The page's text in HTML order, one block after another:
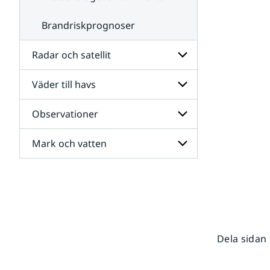
Brandriskprognoser
Radar och satellit
Undersidor
för
Radar
och
satellit
Väder till havs
Undersidor
för
Väder
till
havs
Observationer
Undersidor
för
Mark och vatten
Dela sidan